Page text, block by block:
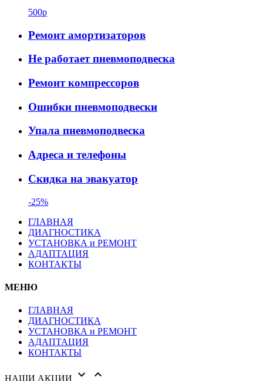
500р
Ремонт амортизаторов
Не работает пневмоподвеска
Ремонт компрессоров
Ошибки пневмоподвески
Упала пневмоподвеска
Адреса и телефоны
Скидка на эвакуатор
-25%
ГЛАВНАЯ
ДИАГНОСТИКА
УСТАНОВКА и РЕМОНТ
АДАПТАЦИЯ
КОНТАКТЫ
МЕНЮ
ГЛАВНАЯ
ДИАГНОСТИКА
УСТАНОВКА и РЕМОНТ
АДАПТАЦИЯ
КОНТАКТЫ
НАШИ АКЦИИ  